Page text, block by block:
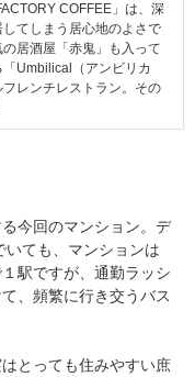
COFFEE」は、深
てしまう居心地のよさで
居酒屋「赤鬼」も入って
Umbilical（アンビリカ
レンチレストラン。その
今回のマンション。デ
いても、マンションは
駅ですが、通勤ラッシ
、頻繁に行き交うバス
とっても住みやすい庶